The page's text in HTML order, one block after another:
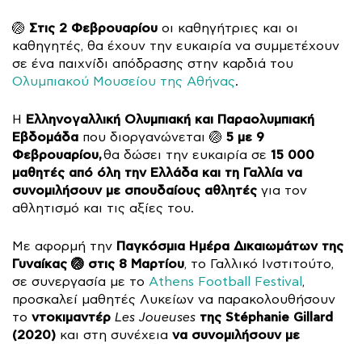
🏐 Στις 2 Φεβρουαρίου οι καθηγήτριες και οι
καθηγητές, θα έχουν την ευκαιρία να συμμετέχουν
σε ένα παιχνίδι απόδρασης στην καρδιά του
Ολυμπιακού Μουσείου της Αθήνας.
Η Ελληνογαλλική Ολυμπιακή και Παραολυμπιακή
Εβδομάδα που διοργανώνεται 🏐 5 με 9
Φεβρουαρίου,θα δώσει την ευκαιρία σε 15 000
μαθητές από όλη την Ελλάδα και τη Γαλλία να
συνομιλήσουν με σπουδαίους αθλητές για τον
αθλητισμό και τις αξίες του.
Με αφορμή την Παγκόσμια Ημέρα Δικαιωμάτων της
Γυναίκας 🏐 στις 8 Μαρτίου, το Γαλλικό Ινστιτούτο,
σε συνεργασία με το Athens Football Festival ,
προσκαλεί μαθητές Λυκείων να παρακολουθήσουν
το ντοκιμαντέρ Les Joueuses της Stéphanie Gillard
(2020) και στη συνέχεια να συνομιλήσουν με